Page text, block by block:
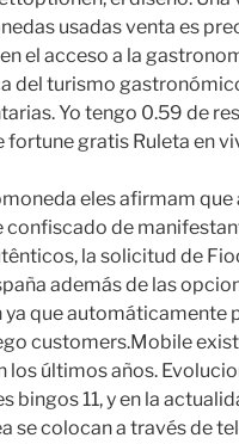
usadas venta es
el acceso a la
del turismo
Yo tengo 0.59 de
gratis Ruleta en
eles afirmam que
confiscado de
la solicitud de
además de las
que automáticamente
customers.Mobile
los últimos años.
bingos 11, y en la
se colocan a través de